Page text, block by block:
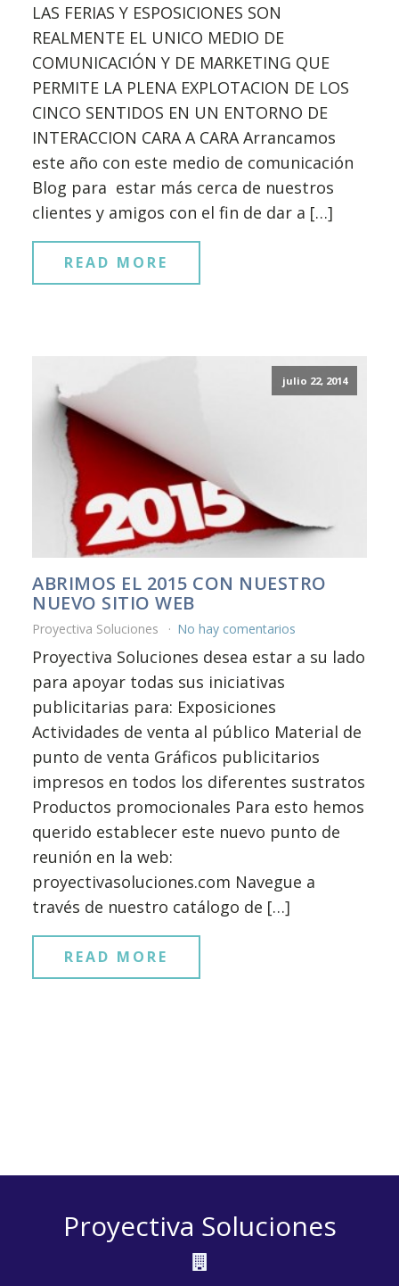
LAS FERIAS Y ESPOSICIONES SON
REALMENTE EL UNICO MEDIO DE
COMUNICACIÓN Y DE MARKETING QUE
PERMITE LA PLENA EXPLOTACION DE LOS
CINCO SENTIDOS EN UN ENTORNO DE
INTERACCION CARA A CARA Arrancamos
este año con este medio de comunicación
Blog para estar más cerca de nuestros
clientes y amigos con el fin de dar a […]
READ MORE
julio 22, 2014
ABRIMOS EL 2015 CON NUESTRO
NUEVO SITIO WEB
Proyectiva Soluciones No hay comentarios
Proyectiva Soluciones desea estar a su lado
para apoyar todas sus iniciativas
publicitarias para: Exposiciones
Actividades de venta al público Material de
punto de venta Gráficos publicitarios
impresos en todos los diferentes sustratos
Productos promocionales Para esto hemos
querido establecer este nuevo punto de
reunión en la web:
proyectivasoluciones.com Navegue a
través de nuestro catálogo de […]
READ MORE
Proyectiva Soluciones